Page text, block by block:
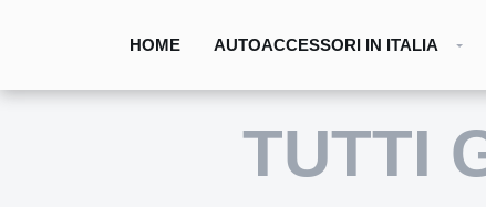
HOME AUTOACCESSORI IN ITALIA
TUTTI